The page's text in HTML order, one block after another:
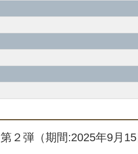
第２弾（期間:2025年9月15